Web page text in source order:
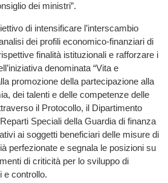
dei ministri”.
di intensificare l’interscambio
dei profili economico-finanziari di
finalità istituzionali e rafforzare i
denominata “Vita e
promozione della partecipazione alla
dei talenti e delle competenze delle
il Protocollo, il Dipartimento
Speciali della Guardia di finanza
ai soggetti beneficiari delle misure di
perfezionate e segnala le posizioni su
di criticità per lo sviluppo di
e controllo.